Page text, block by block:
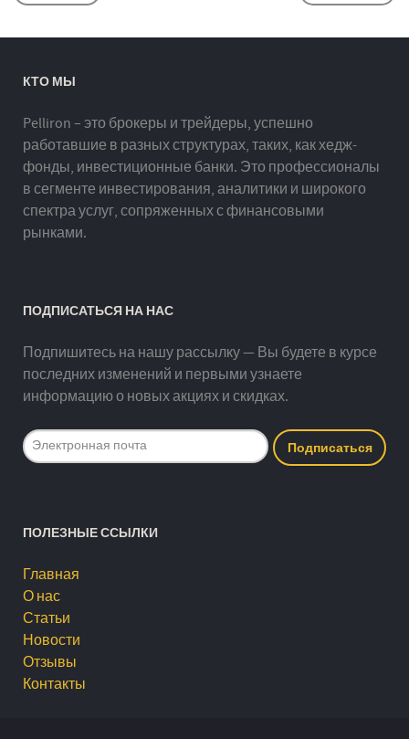
КТО МЫ
Pelliron – это брокеры и трейдеры, успешно
работавшие в разных структурах, таких, как хедж-
фонды, инвестиционные банки. Это профессионалы
в сегменте инвестирования, аналитики и широкого
спектра услуг, сопряженных с финансовыми
рынками.
ПОДПИСАТЬСЯ НА НАС
Подпишитесь на нашу рассылку — Вы будете в курсе
последних изменений и первыми узнаете
информацию о новых акциях и скидках.
ПОЛЕЗНЫЕ ССЫЛКИ
Главная
О нас
Статьи
Новости
Отзывы
Контакты